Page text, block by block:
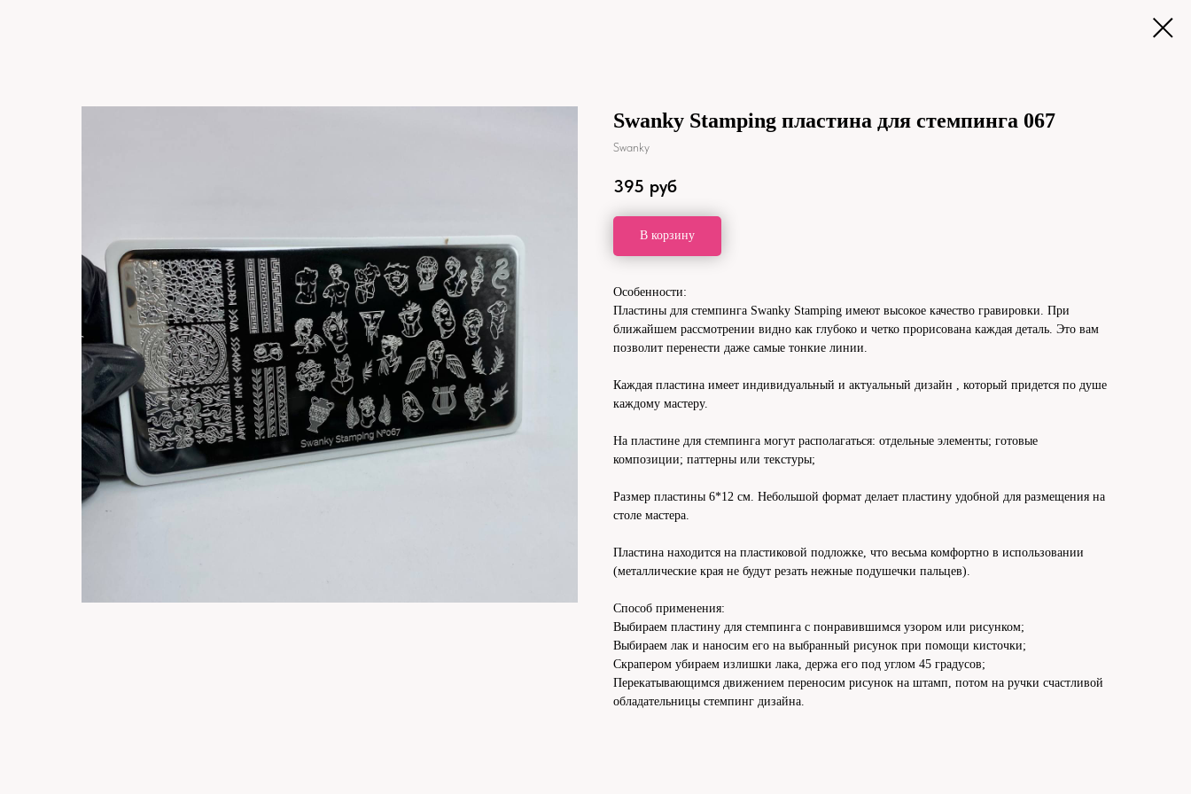
Swanky Stamping пластина для стемпинга 067
Swanky
395 руб
В корзину
Особенности:
Пластины для стемпинга Swanky Stamping имеют высокое качество гравировки. При
ближайшем рассмотрении видно как глубоко и четко прорисована каждая деталь. Это вам
позволит перенести даже самые тонкие линии.
Каждая пластина имеет индивидуальный и актуальный дизайн , который придется по душе
каждому мастеру.
На пластине для стемпинга могут располагаться: отдельные элементы; готовые
композиции; паттерны или текстуры;
Размер пластины 6*12 см. Небольшой формат делает пластину удобной для размещения на
столе мастера.
Пластина находится на пластиковой подложке, что весьма комфортно в использовании
(металлические края не будут резать нежные подушечки пальцев).
Способ применения:
Выбираем пластину для стемпинга с понравившимся узором или рисунком;
Выбираем лак и наносим его на выбранный рисунок при помощи кисточки;
Скрапером убираем излишки лака, держа его под углом 45 градусов;
Перекатывающимся движением переносим рисунок на штамп, потом на ручки счастливой
обладательницы стемпинг дизайна.